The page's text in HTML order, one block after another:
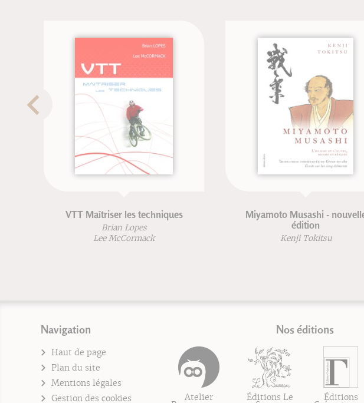
Miyamoto Musashi - nouvelle
édition
Kenji Tokitsu
Traité d'acupuncture et de
moxibustion
Dr. G. Guillaume
Navigation
Haut de page
Plan du site
Mentions légales
Gestion des cookies
Nos éditions
Atelier Éditions Le Éditions